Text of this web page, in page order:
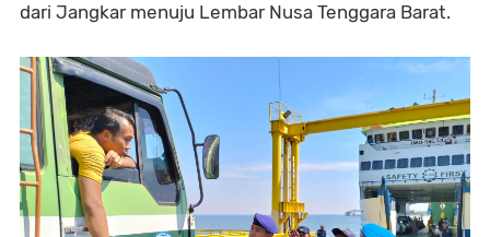
dari Jangkar menuju Lembar Nusa Tenggara Barat.